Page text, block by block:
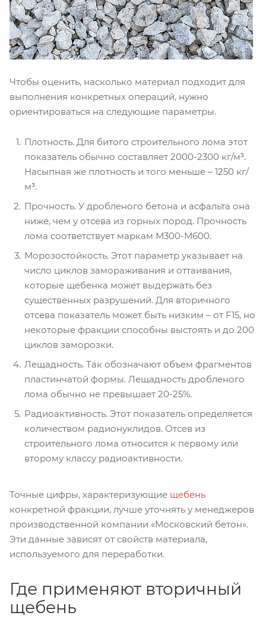
Чтобы оценить, насколько материал подходит для
выполнения конкретных операций, нужно
ориентироваться на следующие параметры.
Плотность. Для битого строительного лома этот
показатель обычно составляет 2000-2300 кг/м³.
Насыпная же плотность и того меньше – 1250 кг/
м³.
Прочность. У дробленого бетона и асфальта она
ниже, чем у отсева из горных пород. Прочность
лома соответствует маркам М300-М600.
Морозостойкость. Этот параметр указывает на
число циклов замораживания и оттаивания,
которые щебенка может выдержать без
существенных разрушений. Для вторичного
отсева показатель может быть низким – от F15, но
некоторые фракции способны выстоять и до 200
циклов заморозки.
Лещадность. Так обозначают объем фрагментов
пластинчатой формы. Лещадность дробленого
лома обычно не превышает 20-25%.
Радиоактивность. Этот показатель определяется
количеством радионуклидов. Отсев из
строительного лома относится к первому или
второму классу радиоактивности.
Точные цифры, характеризующие щебень
конкретной фракции, лучше уточнять у менеджеров
производственной компании «Московский бетон».
Эти данные зависят от свойств материала,
используемого для переработки.
Где применяют вторичный
щебень